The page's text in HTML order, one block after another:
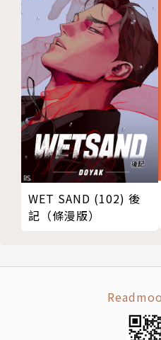
WET SAND (102) 後
記（條漫版）